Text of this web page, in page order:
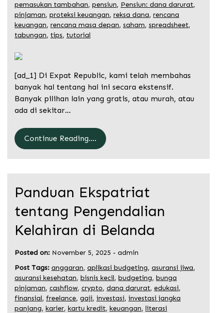
pemasukan tambahan, pensiun, Pensiun: dana darurat,
pinjaman, proteksi keuangan, reksa dana, rencana
keuangan, rencana masa depan, saham, spreadsheet,
tabungan, tips, tutorial
[ad_1] Di Expat Republic, kami telah membahas
banyak hal tentang hal ini secara ekstensif.
Banyak pilihan lain yang gratis, atau murah, atau
ada di sekitar…
Continue Reading....
Panduan Ekspatriat
tentang Pengendalian
Kelahiran di Belanda
Posted on: November 5, 2025 - admin
Post Tags: anggaran, aplikasi budgeting, asuransi jiwa,
asuransi kesehatan, bisnis kecil, budgeting, bunga
pinjaman, cashflow, crypto, dana darurat, edukasi,
finansial, freelance, gaji, investasi, investasi jangka
panjang, karier, kartu kredit, keuangan, literasi